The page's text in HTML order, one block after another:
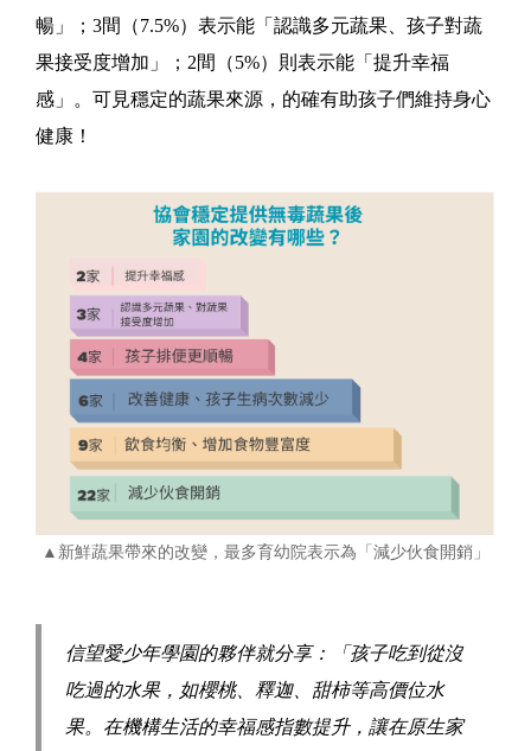
暢」；3間（7.5%）表示能「認識多元蔬果、孩子對蔬
果接受度增加」；2間（5%）則表示能「提升幸福
感」。可見穩定的蔬果來源，的確有助孩子們維持身心
健康！
▲新鮮蔬果帶來的改變，最多育幼院表示為「減少伙食開銷」
信望愛少年學園的夥伴就分享：「孩子吃到從沒
吃過的水果，如櫻桃、釋迦、甜柿等高價位水
果。在機構生活的幸福感指數提升，讓在原生家